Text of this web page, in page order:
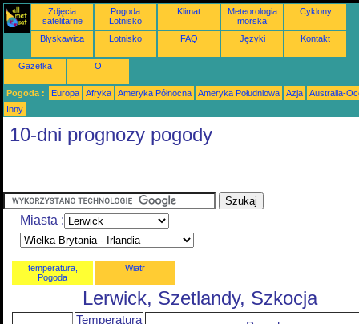
Zdjęcia
satelitarne
Pogoda
Lotnisko
Klimat
Meteorologia
morska
Cyklony
Błyskawica Lotnisko FAQ Języki Kontakt
Gazetka O
Pogoda : Europa Afryka Ameryka Północna Ameryka Południowa Azja
Australia-
Inny
10-dni prognozy pogody
Miasta :
temperatura,
Pogoda
Wiatr
Lerwick, Szetlandy, Szkocja
Temperatura